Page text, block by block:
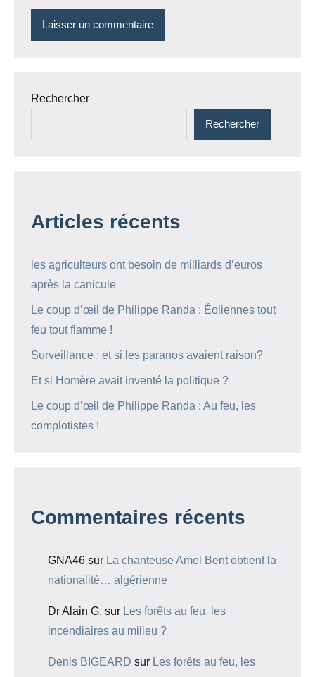
Rechercher
Rechercher
Articles récents
les agriculteurs ont besoin de milliards d’euros
après la canicule
Le coup d’œil de Philippe Randa : Éoliennes tout
feu tout flamme !
Surveillance : et si les paranos avaient raison?
Et si Homère avait inventé la politique ?
Le coup d’œil de Philippe Randa : Au feu, les
complotistes !
Commentaires récents
GNA46 sur La chanteuse Amel Bent obtient la
nationalité… algérienne
Dr Alain G. sur Les forêts au feu, les
incendiaires au milieu ?
Denis BIGEARD sur Les forêts au feu, les